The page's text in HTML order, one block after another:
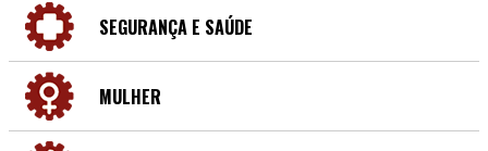
SEGURANÇA E SAÚDE
MULHER